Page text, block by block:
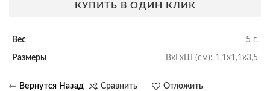
КУПИТЬ В ОДИН КЛИК
Вес 5 г.
Размеры ВхГхШ (см): 1,1х1,1х3,5
Сравнить Отложить